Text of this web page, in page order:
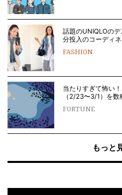
話題のUNIQLOの
分投入のコーディネ
FASHION
当たりすぎて怖い
（2/23〜3/1）を
FORTUNE
もっと